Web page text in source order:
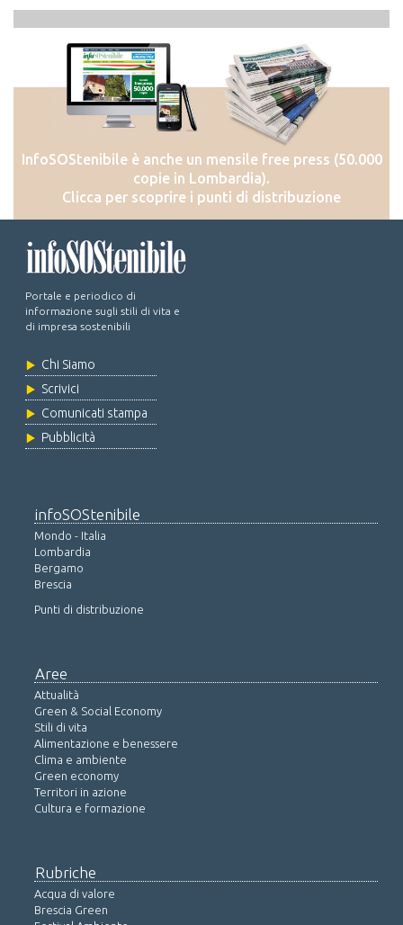
InfoSOStenibile è anche un mensile free press (50.000
copie in Lombardia).
Clicca per scoprire i punti di distribuzione
Portale e periodico di
informazione sugli stili di vita e
di impresa sostenibili
Chi Siamo
Scrivici
Comunicati stampa
Pubblicità
infoSOStenibile
Mondo - Italia
Lombardia
Bergamo
Brescia
Punti di distribuzione
Aree
Attualità
Green & Social Economy
Stili di vita
Alimentazione e benessere
Clima e ambiente
Green economy
Territori in azione
Cultura e formazione
Rubriche
Acqua di valore
Brescia Green